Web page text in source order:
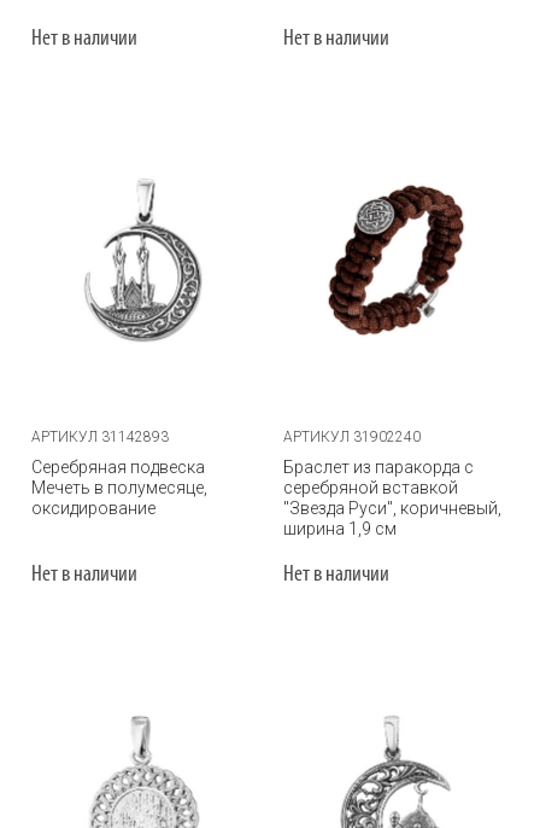
Нет в наличии Нет в наличии
АРТИКУЛ 31142893
Серебряная подвеска
Мечеть в полумесяце,
оксидирование
Нет в наличии
АРТИКУЛ 31902240
Браслет из паракорда с
серебряной вставкой
"Звезда Руси", коричневый,
ширина 1,9 см
Нет в наличии